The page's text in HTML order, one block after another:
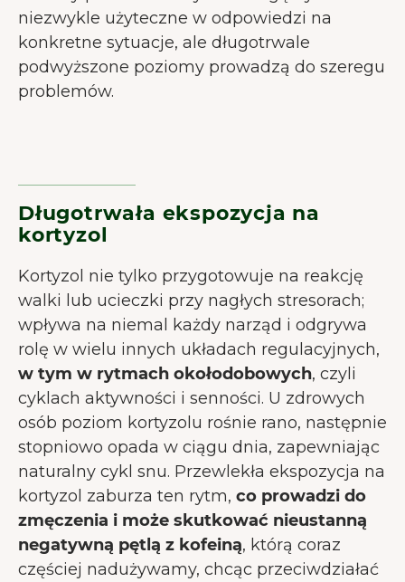
niezwykle użyteczne w odpowiedzi na
konkretne sytuacje, ale długotrwale
podwyższone poziomy prowadzą do szeregu
problemów.
Długotrwała ekspozycja na
kortyzol
Kortyzol nie tylko przygotowuje na reakcję
walki lub ucieczki przy nagłych stresorach;
wpływa na niemal każdy narząd i odgrywa
rolę w wielu innych układach regulacyjnych,
w tym w rytmach okołodobowych, czyli
cyklach aktywności i senności. U zdrowych
osób poziom kortyzolu rośnie rano, następnie
stopniowo opada w ciągu dnia, zapewniając
naturalny cykl snu. Przewlekła ekspozycja na
kortyzol zaburza ten rytm, co prowadzi do
zmęczenia i może skutkować nieustanną
negatywną pętlą z kofeiną, którą coraz
częściej nadużywamy, chcąc przeciwdziałać